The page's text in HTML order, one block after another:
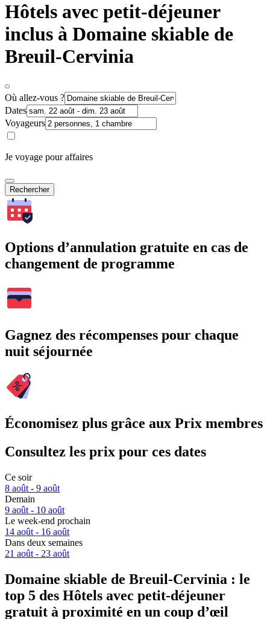
Hôtels avec petit-déjeuner
inclus à Domaine skiable de
Breuil-Cervinia
Où allez-vous ?
Dates
Voyageurs
Je voyage pour affaires
Rechercher
Options d’annulation gratuite en cas de
changement de programme
Gagnez des récompenses pour chaque
nuit séjournée
Économisez plus grâce aux Prix membres
Consultez les prix pour ces dates
Ce soir
8 août - 9 août
Demain
9 août - 10 août
Le week-end prochain
14 août - 16 août
Dans deux semaines
21 août - 23 août
Domaine skiable de Breuil-Cervinia : le
top 5 des Hôtels avec petit-déjeuner
gratuit à proximité en un coup d’œil